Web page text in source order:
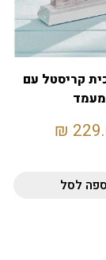
קריסטל עם
מעמד
₪
לסל